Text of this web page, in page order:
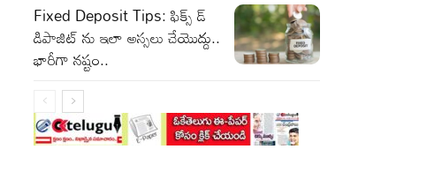
Fixed Deposit Tips: ఫిక్స్ డ్
డిపాజిట్ ను ఇలా అస్సలు చేయొద్దు..
భారీగా నష్టం..